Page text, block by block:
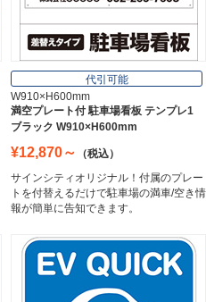
フレーム／看板枠
Frame
Magnet Sheet
代引可能
W910×H600mm
満空プレート付 駐車場看板 テンプレ1
ブラック W910×H600mm
¥12,870～
（税込）
サインシティオリジナル！付属のプレー
トを付替えるだけで駐車場の満車/空き情
報が簡単に告知できます。